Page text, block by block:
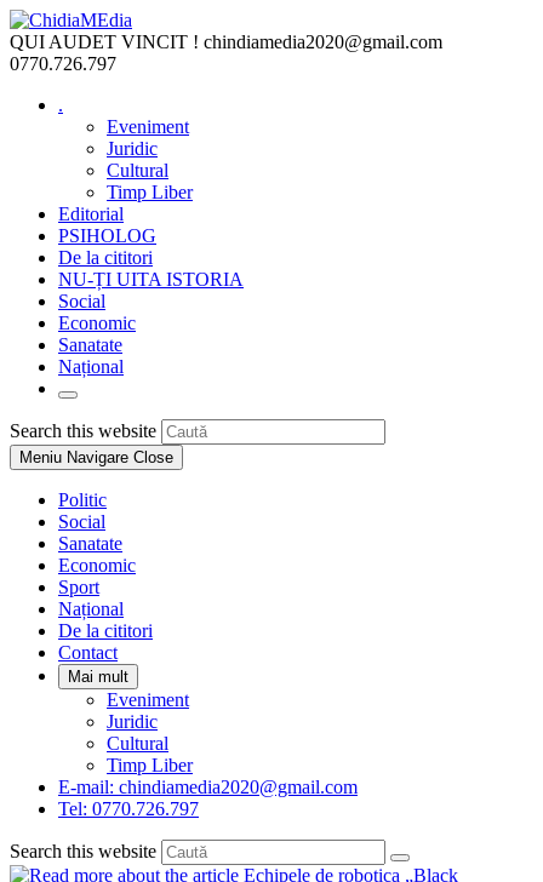
Skip
to
content
QUI AUDET VINCIT ! chindiamedia2020@gmail.com
0770.726.797
.
Eveniment
Juridic
Cultural
Timp Liber
Editorial
PSIHOLOG
De la cititori
NU-ȚI UITA ISTORIA
Social
Economic
Sanatate
Național
Toggle
website
search
Search this website
Escape
Meniu Navigare Close
Politic
Social
Sanatate
Economic
Sport
Național
De la cititori
Contact
Mai mult
Eveniment
Juridic
Cultural
Timp Liber
E-mail: chindiamedia2020@gmail.com
Tel: 0770.726.797
Search this website